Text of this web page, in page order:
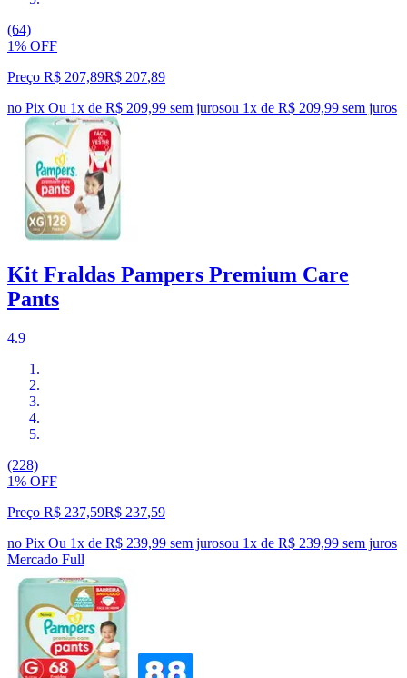
(64)
1% OFF
Preço R$ 207,89R$ 207,89
no Pix Ou 1x de R$ 209,99 sem jurosou 1x de R$ 209,99 sem juros
Kit Fraldas Pampers Premium Care
Pants
4.9
(228)
1% OFF
Preço R$ 237,59R$ 237,59
no Pix Ou 1x de R$ 239,99 sem jurosou 1x de R$ 239,99 sem juros
Mercado Full